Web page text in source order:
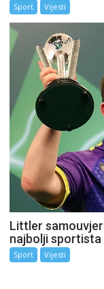
Sport Vijesti
Littler
najbolji sportista
Sport Vijesti